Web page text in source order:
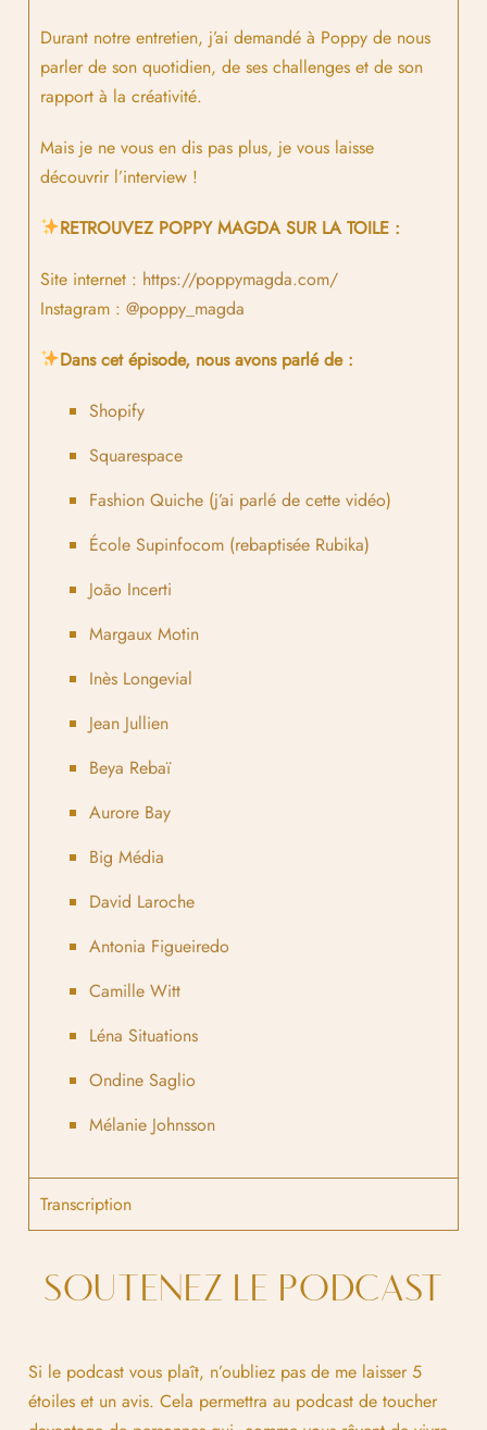
Durant notre entretien, j’ai demandé à Poppy de nous
parler de son quotidien, de ses challenges et de son
rapport à la créativité.
Mais je ne vous en dis pas plus, je vous laisse
découvrir l’interview !
RETROUVEZ POPPY MAGDA SUR LA TOILE :
Site internet : https://poppymagda.com/
Instagram : @poppy_magda
Dans cet épisode, nous avons parlé de :
Shopify
Squarespace
Fashion Quiche (j’ai parlé de cette vidéo)
École Supinfocom (rebaptisée Rubika)
João Incerti
Margaux Motin
Inès Longevial
Jean Jullien
Beya Rebaï
Aurore Bay
Big Média
David Laroche
Antonia Figueiredo
Camille Witt
Léna Situations
Ondine Saglio
Mélanie Johnsson
Transcription
SOUTENEZ LE PODCAST
Si le podcast vous plaît, n’oubliez pas de me laisser 5
étoiles et un avis. Cela permettra au podcast de toucher